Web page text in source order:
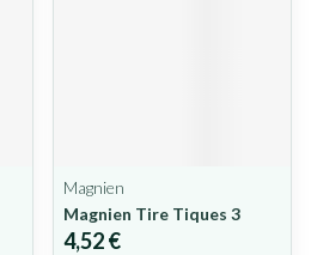
Magnien
Magnien Tire Tiques 3
4,52 €